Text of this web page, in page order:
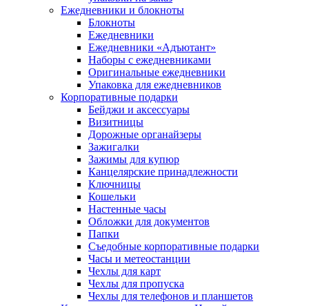
Ежедневники и блокноты
Блокноты
Ежедневники
Ежедневники «Адъютант»
Наборы с ежедневниками
Оригинальные ежедневники
Упаковка для ежедневников
Корпоративные подарки
Бейджи и аксессуары
Визитницы
Дорожные органайзеры
Зажигалки
Зажимы для купюр
Канцелярские принадлежности
Ключницы
Кошельки
Настенные часы
Обложки для документов
Папки
Съедобные корпоративные подарки
Часы и метеостанции
Чехлы для карт
Чехлы для пропуска
Чехлы для телефонов и планшетов